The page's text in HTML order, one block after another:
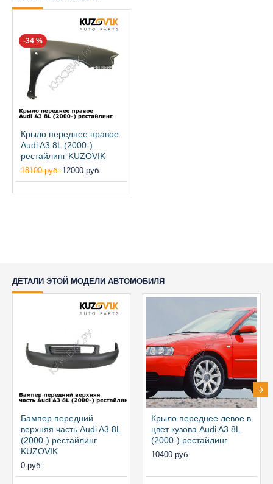
-34 %
Крыло переднее правое
Audi A3 8L (2000-)
рестайлинг KUZOVIK
18100 руб. 12000 руб.
ДЕТАЛИ ЭТОЙ МОДЕЛИ АВТОМОБИЛЯ
Бампер передний
верхняя часть Audi A3 8L
(2000-) рестайлинг
KUZOVIK
0 руб.
Крыло переднее левое в
цвет кузова Audi A3 8L
(2000-) рестайлинг
10400 руб.